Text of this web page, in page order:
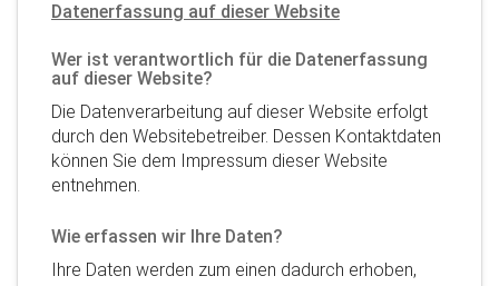
Datenerfassung auf dieser Website
Wer ist verantwortlich für die Datenerfassung
auf dieser Website?
Die Datenverarbeitung auf dieser Website erfolgt
durch den Websitebetreiber. Dessen Kontaktdaten
können Sie dem Impressum dieser Website
entnehmen.
Wie erfassen wir Ihre Daten?
Ihre Daten werden zum einen dadurch erhoben,